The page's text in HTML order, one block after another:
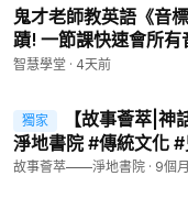
鬼才老師教英語《音
蹟! 一節課快速會所
智慧學堂 · 4天前
獨家
【故事薈萃|神
淨地書院 #傳統文化
龍方可飛天
故事薈萃——淨地書院 · 9個